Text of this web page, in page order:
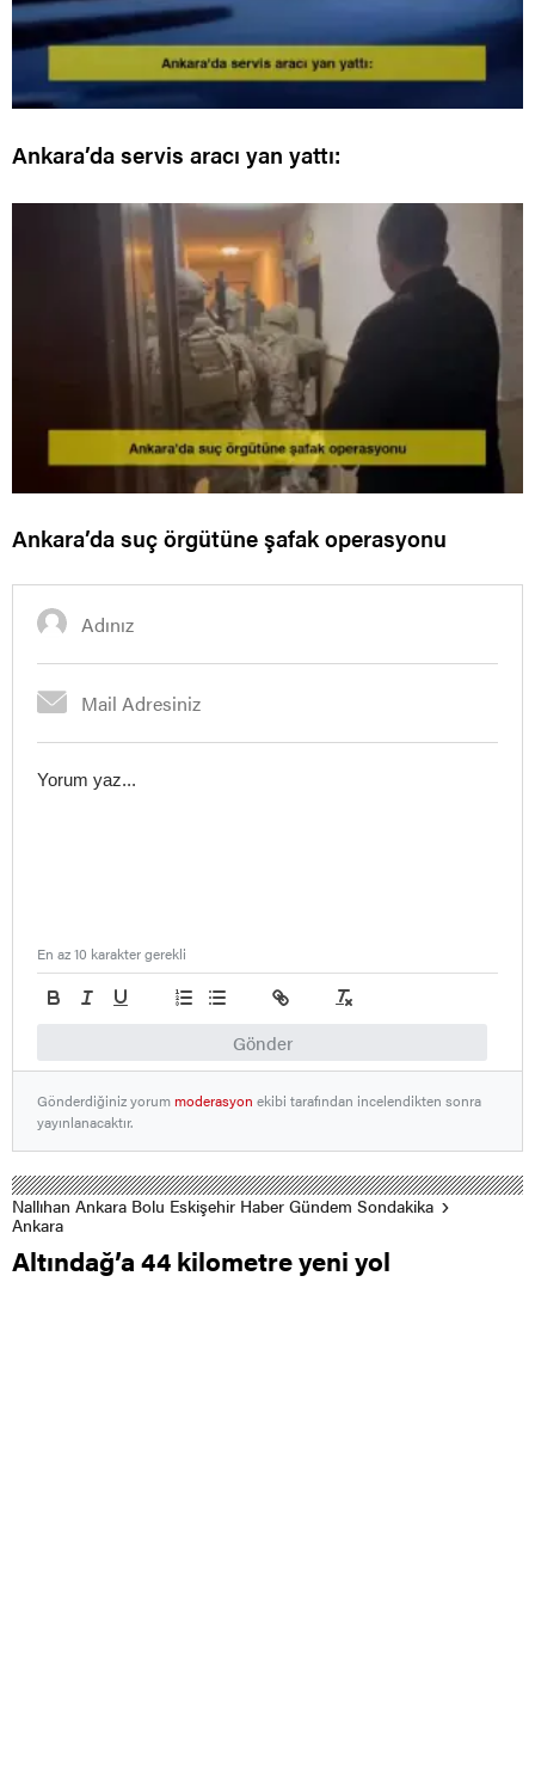
Ankara’da servis aracı yan yattı:
Ankara’da suç örgütüne şafak operasyonu
Gönder
En az 10 karakter gerekli
Gönderdiğiniz yorummoderasyon ekibi tarafından incelendikten sonra
yayınlanacaktır.
Nallıhan Ankara Bolu Eskişehir Haber Gündem Sondakika
Ankara
Altındağ’a 44 kilometre yeni yol